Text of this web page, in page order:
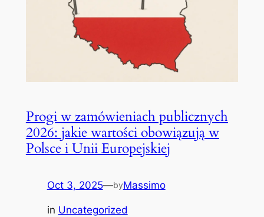
Progi w zamówieniach publicznych
2026: jakie wartości obowiązują w
Polsce i Unii Europejskiej
Oct 3, 2025—byMassimo
in Uncategorized